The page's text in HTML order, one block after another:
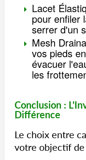
Lacet
pour enfiler
serrer d'un
Mesh
vos pieds
évacuer
les
Conclusion :
Différence
Le choix entre
votre objectif